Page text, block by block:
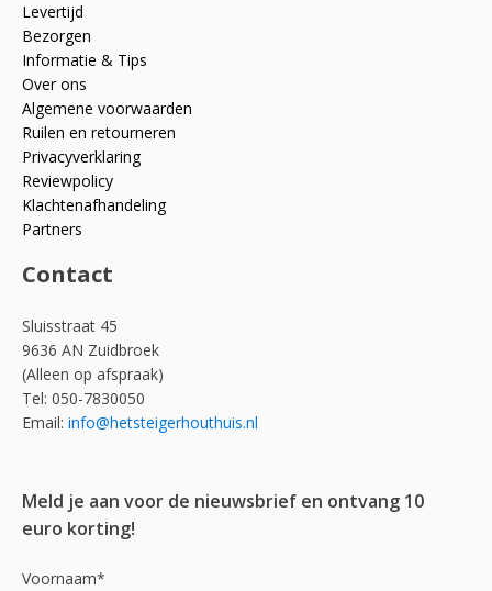
Levertijd
Bezorgen
Informatie & Tips
Over ons
Algemene voorwaarden
Ruilen en retourneren
Privacyverklaring
Reviewpolicy
Klachtenafhandeling
Partners
Contact
Sluisstraat 45
9636 AN Zuidbroek
(Alleen op afspraak)
Tel: 050-7830050
Email: info@hetsteigerhouthuis.nl
Meld je aan voor de nieuwsbrief en ontvang 10
euro korting!
Voornaam*